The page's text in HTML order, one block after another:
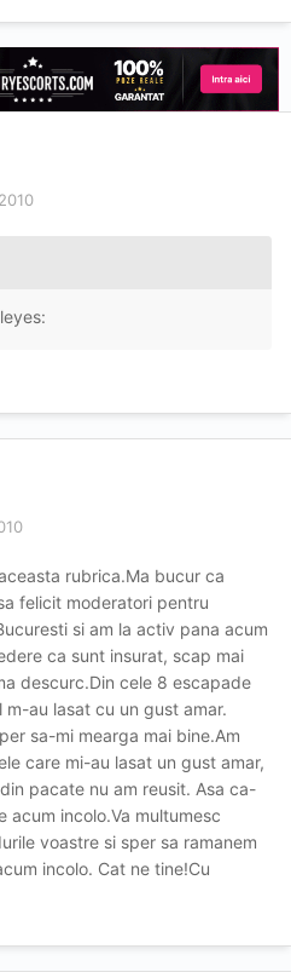
rubrica.Ma bucur ca
felicit moderatori pentru
si am la activ pana acum
ca sunt insurat, scap mai
descurc.Din cele 8 escapade
au lasat cu un gust amar.
sa-mi mearga mai bine.Am
care mi-au lasat un gust amar,
pacate nu am reusit. Asa ca-
acum incolo.Va multumesc
voastre si sper sa ramanem
incolo. Cat ne tine!Cu